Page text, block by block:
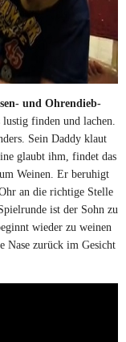
und Ohrendieb-
finden und lachen.
Sein Daddy klaut
glaubt ihm, findet das
Weinen. Er beruhigt
an die richtige Stelle
ist der Sohn zu
wieder zu weinen
Nase zurück im Gesicht